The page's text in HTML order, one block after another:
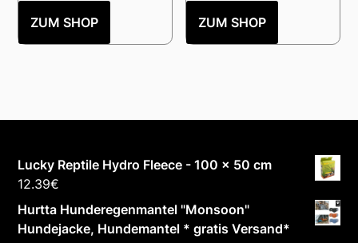
ZUM SHOP ZUM SHOP
Lucky Reptile Hydro Fleece - 100 x 50 cm
12.39€
Hurtta Hunderegenmantel "Monsoon"
Hundejacke, Hundemantel * gratis Versand*